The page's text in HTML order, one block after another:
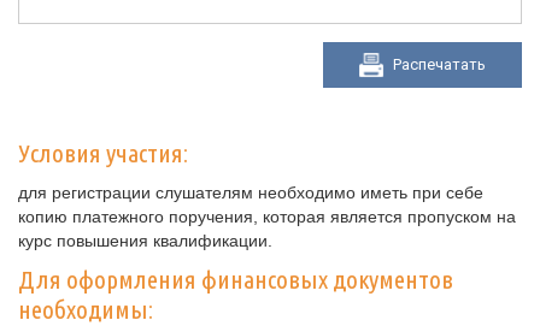
Распечатать
Условия участия:
для регистрации слушателям необходимо иметь при себе
копию платежного поручения, которая является пропуском на
курс повышения квалификации.
Для оформления финансовых документов
необходимы: